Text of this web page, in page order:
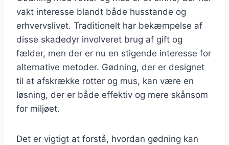
vakt interesse blandt både husstande og
erhvervslivet. Traditionelt har bekæmpelse af
disse skadedyr involveret brug af gift og
fælder, men der er nu en stigende interesse for
alternative metoder. Gødning, der er designet
til at afskrække rotter og mus, kan være en
løsning, der er både effektiv og mere skånsom
for miljøet.
Det er vigtigt at forstå, hvordan gødning kan